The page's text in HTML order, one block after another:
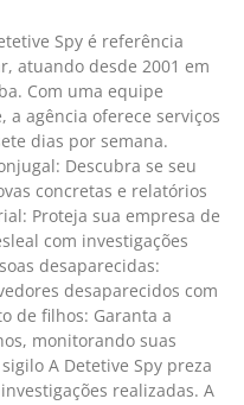
Spy é referência
atuando desde 2001 em
Com uma equipe
agência oferece serviços
dias por semana.
Descubra se seu
concretas e relatórios
Proteja sua empresa de
com investigações
desaparecidas:
desaparecidos com
de filhos: Garanta a
monitorando suas
A Detetive Spy preza
realizadas. A